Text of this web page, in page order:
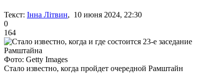
Текст: Інна Літвин, 10 июня 2024, 22:30
0
164
Фото: Getty Images
Стало известно, когда пройдет очередной Рамштайн